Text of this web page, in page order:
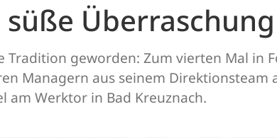
süße
Tradition geworden: Zum vierten Mal
Managern aus seinem
am Werktor in Bad Kreuznach.